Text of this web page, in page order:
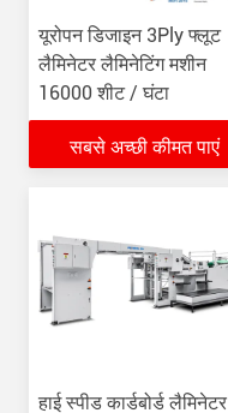
यूरोपन डिजाइन 3Ply फ्लूट
लैमिनेटर लैमिनेटिंग मशीन
16000 शीट / घंटा
सबसे अच्छी कीमत पाएं
हाई स्पीड कार्डबोर्ड लैमिनेटर